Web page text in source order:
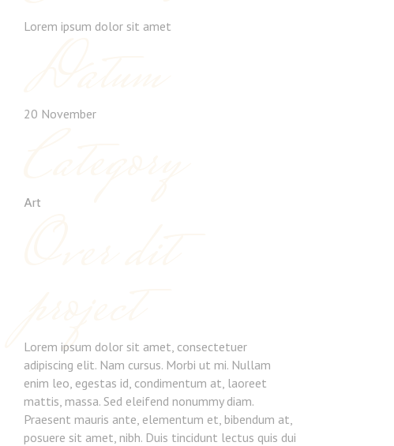
Lorem ipsum dolor sit amet
20 November
Art
Lorem ipsum dolor sit amet, consectetuer
adipiscing elit. Nam cursus. Morbi ut mi. Nullam
enim leo, egestas id, condimentum at, laoreet
mattis, massa. Sed eleifend nonummy diam.
Praesent mauris ante, elementum et, bibendum at,
posuere sit amet, nibh. Duis tincidunt lectus quis dui